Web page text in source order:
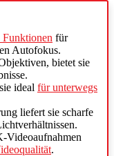
für
Autofokus.
bietet sie
ideal für unterwegs
liefert sie scharfe
Videoaufnahmen
.